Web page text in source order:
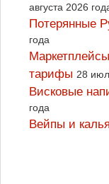
августа 2026
Потерянные
года
тарифы 28
Висковые
года
Вейпы и